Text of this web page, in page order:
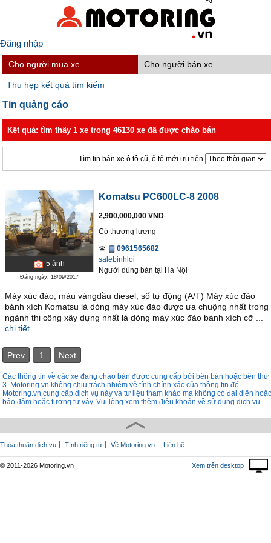
Đăng nhập
Cho người mua xe Cho người bán xe
Thu hẹp kết quả tìm kiếm
Tin quảng cáo
Kết quả: tìm thấy 1 xe trong 46130 xe đã được chào bán
Tìm tin bán xe ô tô cũ, ô tô mới ưu tiên
5 ảnh
Đăng ngày: 18/09/2017
Komatsu PC600LC-8 2008
2,900,000,000 VND
Có thương lượng
0961565682
salebinhloi
Người dùng bán tại Hà Nội
Máy xúc đào; màu vàngdầu diesel; số tự động (A/T) Máy xúc đào
bánh xích Komatsu là dòng máy xúc đào được ưa chuộng nhất trong
ngành thi công xây dựng nhất là dòng máy xúc đào bánh xích cỡ ...
chi tiết
Prev 1 Next
Các thông tin về các xe đang chào bán được cung cấp bởi bên bán hoặc bên thứ
3. Motoring.vn không chịu trách nhiệm về tính chính xác của thông tin đó.
Motoring.vn cung cấp dịch vụ này và tư liệu tham khảo mà không có đại diên hoặc
bảo đảm hoặc tương tư vậy. Vui lòng xem thêm điều khoản về sử dụng dịch vụ
Thỏa thuận dịch vụ Tính riêng tư Về Motoring.vn Liên hệ
© 2011-2026 Motoring.vn Xem trên desktop